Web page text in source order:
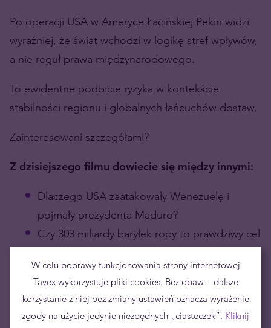
Po operacji USA w Ameryce Łacińskiej Pekin widzi
wyraźniej, że świat wchodzi w logikę stref wpływów,
a nie reguł prawa międzynarodowego.
To ewidentne podbicie ryzyka w kontekście
stabilności regionu i globalnych łańcuchów dostaw.
Zainteresowani szczegółami?
Z dzisiejszego filmu dowiecie się między innymi:
Dlaczego USA zaatakowały Wenezuelę i
pojmały prezydenta Maduro?
Czy 303 miliardy baryłek ropy to prawdziwy cel
Czy atak na Wenezuelę daje Chinom zielone
światło na Tajwan?
Co stanie się ze światową gospodarką po
W celu poprawy funkcjonowania strony internetowej
Tavex wykorzystuje pliki cookies. Bez obaw – dalsze
korzystanie z niej bez zmiany ustawień oznacza wyrażenie
zgody na użycie jedynie niezbędnych „ciasteczek”. Kliknij